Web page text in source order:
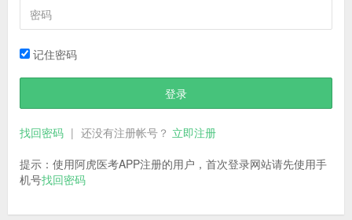
记住密码
登录
找回密码 | 还没有注册帐号？ 立即注册
提示：使用阿虎医考APP注册的用户，首次登录网站请先使用手
机号找回密码